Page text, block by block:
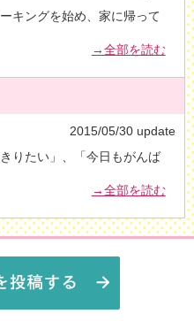
キングを始め、家に帰って
→全部を読む
2015/05/30 update
りたい」、「今日もがんば
→全部を読む